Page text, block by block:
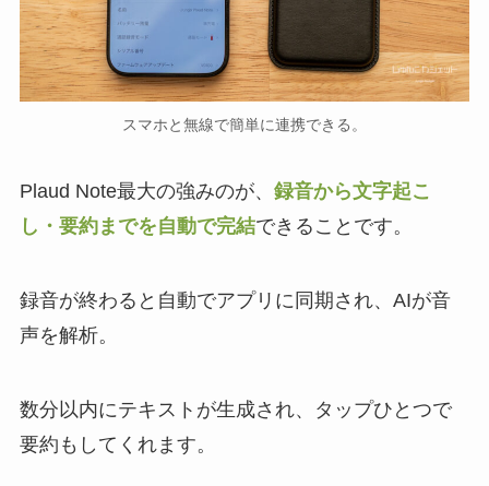
スマホと無線で簡単に連携できる。
Plaud Note最大の強みのが、 録音から文字起こ
し・要約までを自動で完結できることです。
録音が終わると自動でアプリに同期され、AIが音
声を解析。
数分以内にテキストが生成され、タップひとつで
要約もしてくれます。